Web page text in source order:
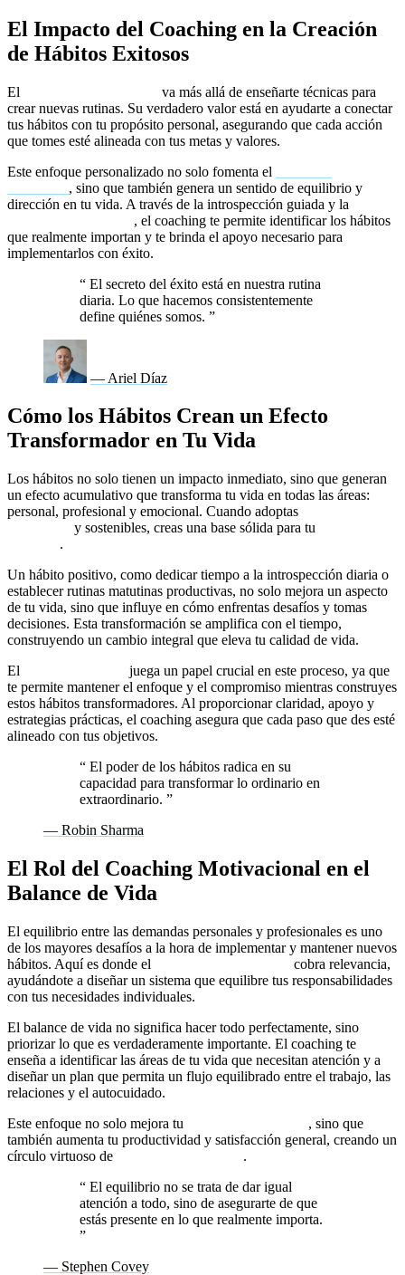
El Impacto del Coaching en la Creación
de Hábitos Exitosos
El
va más allá de enseñarte técnicas para
crear nuevas rutinas. Su verdadero valor está en ayudarte a conectar
tus hábitos con tu propósito personal, asegurando que cada acción
que tomes esté alineada con tus metas y valores.
Este enfoque personalizado no solo fomenta el
, sino que también genera un sentido de equilibrio y
dirección en tu vida. A través de la introspección guiada y la
, el coaching te permite identificar los hábitos
que realmente importan y te brinda el apoyo necesario para
implementarlos con éxito.
“ El secreto del éxito está en nuestra rutina
diaria. Lo que hacemos consistentemente
define quiénes somos. ”
— Ariel Díaz
Cómo los Hábitos Crean un Efecto
Transformador en Tu Vida
Los hábitos no solo tienen un impacto inmediato, sino que generan
un efecto acumulativo que transforma tu vida en todas las áreas:
personal, profesional y emocional. Cuando adoptas
y sostenibles, creas una base sólida para tu
.
Un hábito positivo, como dedicar tiempo a la introspección diaria o
establecer rutinas matutinas productivas, no solo mejora un aspecto
de tu vida, sino que influye en cómo enfrentas desafíos y tomas
decisiones. Esta transformación se amplifica con el tiempo,
construyendo un cambio integral que eleva tu calidad de vida.
El
juega un papel crucial en este proceso, ya que
te permite mantener el enfoque y el compromiso mientras construyes
estos hábitos transformadores. Al proporcionar claridad, apoyo y
estrategias prácticas, el coaching asegura que cada paso que des esté
alineado con tus objetivos.
“ El poder de los hábitos radica en su
capacidad para transformar lo ordinario en
extraordinario. ”
— Robin Sharma
El Rol del Coaching Motivacional en el
Balance de Vida
El equilibrio entre las demandas personales y profesionales es uno
de los mayores desafíos a la hora de implementar y mantener nuevos
hábitos. Aquí es donde el
cobra relevancia,
ayudándote a diseñar un sistema que equilibre tus responsabilidades
con tus necesidades individuales.
El balance de vida no significa hacer todo perfectamente, sino
priorizar lo que es verdaderamente importante. El coaching te
enseña a identificar las áreas de tu vida que necesitan atención y a
diseñar un plan que permita un flujo equilibrado entre el trabajo, las
relaciones y el autocuidado.
Este enfoque no solo mejora tu
, sino que
también aumenta tu productividad y satisfacción general, creando un
círculo virtuoso de
.
“ El equilibrio no se trata de dar igual
atención a todo, sino de asegurarte de que
estás presente en lo que realmente importa.
”
— Stephen Covey